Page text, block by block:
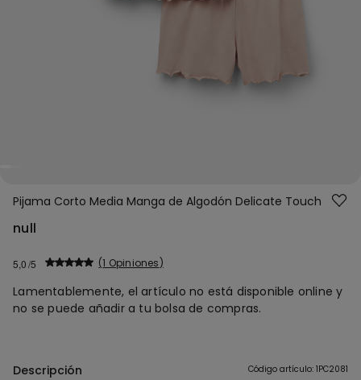
Pijama Corto Media Manga de Algodón Delicate Touch
null
5,0 1 Opiniones
Lamentablemente, el artículo no está disponible online y
no se puede añadir a tu bolsa de compras.
Descripción Código artículo: 1PC2081